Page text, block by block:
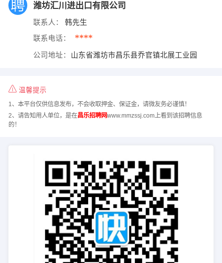
潍坊汇川进出口有限公司
联系人： 韩先生
联系电话： ****
公司地址： 山东省潍坊市昌乐县乔官镇北展工业园
温馨提示
1、本平台仅供信息发布，不会收取押金、保证金，请微友务必谨慎！
2、请告知用人单位，是在昌乐招聘网www.mmzssj.com上看到该招聘信息
的！